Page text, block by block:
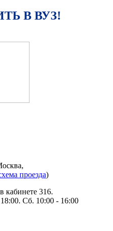
В ВУЗ!
проезда)
кабинете 316.
Сб. 10:00 - 16:00